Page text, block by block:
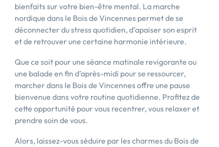
bienfaits sur votre bien-être mental. La marche
nordique dans le Bois de Vincennes permet de se
déconnecter du stress quotidien, d’apaiser son esprit
et de retrouver une certaine harmonie intérieure.
Que ce soit pour une séance matinale revigorante ou
une balade en fin d’après-midi pour se ressourcer,
marcher dans le Bois de Vincennes offre une pause
bienvenue dans votre routine quotidienne. Profitez de
cette opportunité pour vous recentrer, vous relaxer et
prendre soin de vous.
Alors, laissez-vous séduire par les charmes du Bois de